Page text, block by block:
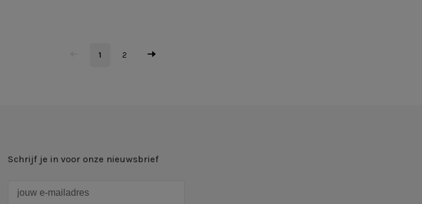
1 2
Schrijf je in voor onze nieuwsbrief